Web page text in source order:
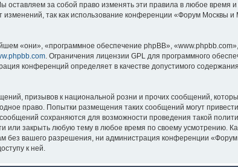
за собой право изменять эти правила в любое время
так как использование конференции «Форум Москвы и
«они», «программное обеспечение phpBB»,
. Ограничения лицензии GPL для программного
конференций определяет в качестве допустимого
призывов к национальной розни и прочих сообщений,
право. Попытки размещения таких сообщений могут
сохраняются для возможности проведения такой
закрыть любую тему в любое время по своему усмотрению.
вашего разрешения, ни администрация конференции
к ней.